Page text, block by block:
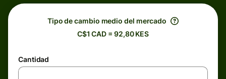
Tipo de cambio medio del mercado
C$1 CAD = 92,80 KES
Cantidad